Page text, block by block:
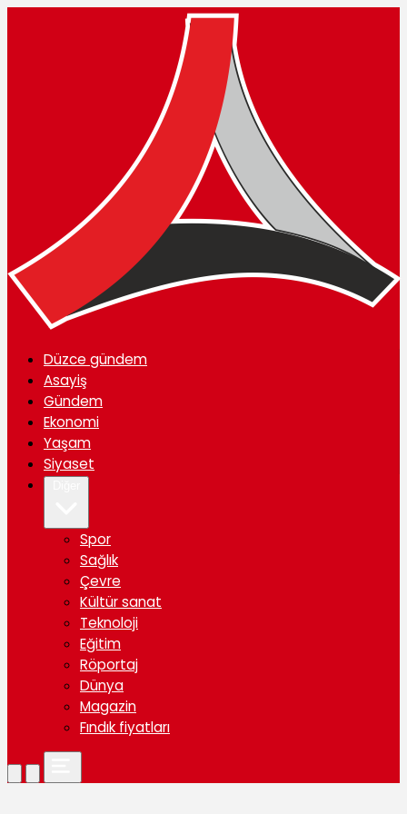
Düzce gündem
Asayiş
Gündem
Ekonomi
Yaşam
Siyaset
Spor
Sağlık
Çevre
Kültür sanat
Teknoloji
Eğitim
Röportaj
Dünya
Magazin
Fındık fiyatları